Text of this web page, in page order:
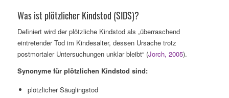
Was ist plötzlicher Kindstod (SIDS)?
Definiert wird der plötzliche Kindstod als „überraschend
eintretender Tod im Kindesalter, dessen Ursache trotz
postmortaler Untersuchungen unklar bleibt“ (Jorch, 2005).
Synonyme für plötzlichen Kindstod sind:
plötzlicher Säuglingstod